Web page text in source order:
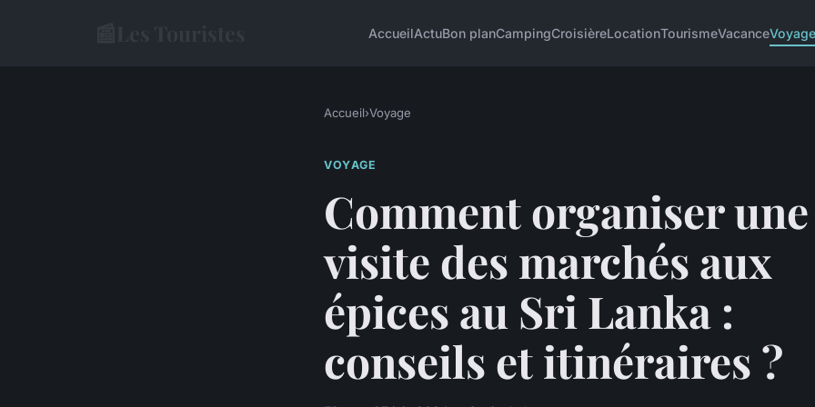
AccueilActuBon planCampingCroisièreLocationTourismeVacanceVoyage
Accueil›Voyage
VOYAGE
Comment organiser une
visite des marchés aux
épices au Sri Lanka :
conseils et itinéraires ?